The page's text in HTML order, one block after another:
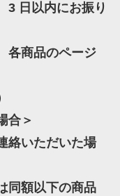
振り
ページ
合＞
絡いただいた場
同額以下の商品